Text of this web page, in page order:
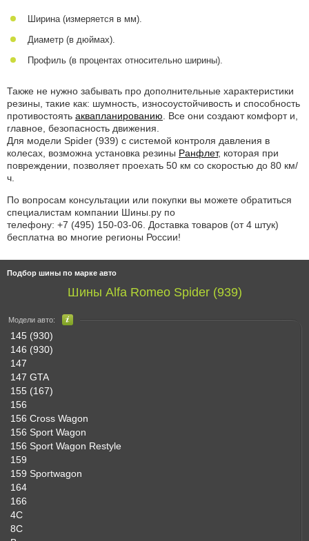
Подбор шины по марке авто
Шины Alfa Romeo Spider (939)
Модели авто:
145 (930)
146 (930)
147
147 GTA
155 (167)
156
156 Cross Wagon
156 Sport Wagon
156 Sport Wagon Restyle
159
159 Sportwagon
164
166
4C
8C
Ширина (измеряется в мм).
Диаметр (в дюймах).
Профиль (в процентах относительно ширины).
Также не нужно забывать про дополнительные характеристики
резины, такие как: шумность, износоустойчивость и способность
противостоять аквапланированию . Все они создают комфорт и,
главное, безопасность движения.
Для модели Spider (939) с системой контроля давления в
колесах, возможна установка резины Ранфлет, которая при
повреждении, позволяет проехать 50 км со скоростью до 80 км/
ч.
По вопросам консультации или покупки вы можете обратиться
специалистам компании Шины.ру по
телефону: +7 (495) 150-03-06 . Доставка товаров (от 4 штук)
бесплатна во многие регионы России!